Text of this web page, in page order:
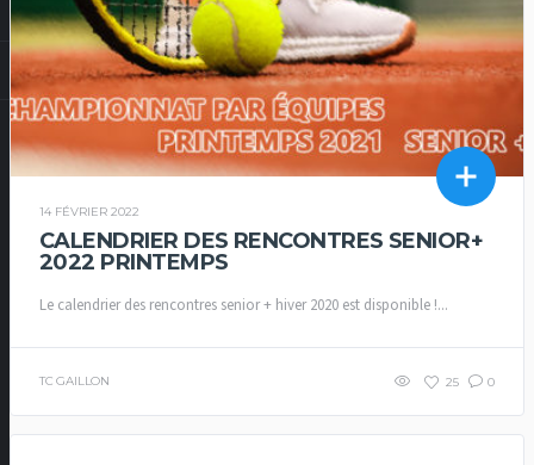
14 FÉVRIER 2022
CALENDRIER DES RENCONTRES SENIOR+
2022 PRINTEMPS
Le calendrier des rencontres senior + hiver 2020 est disponible !...
TC GAILLON 25 0